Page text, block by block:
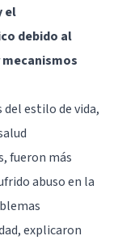
el
debido al
estilo de vida,
fueron más
abuso en la
explicaron